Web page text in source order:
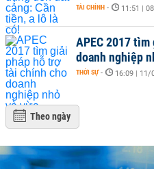
TÀI CHÍNH - 11:51 |
APEC 2017
doanh nghiệp
THỜI SỰ - 16:09 | 11/
Theo ngày